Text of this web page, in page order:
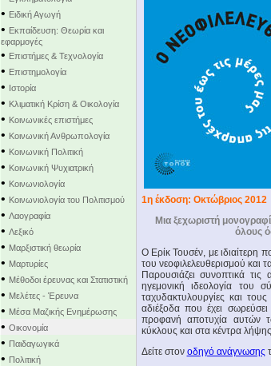
• Ειδική Αγωγή
• Εκπαίδευση: Θεωρία και
εφαρμογές
• Επιστήμες & Τεχνολογία
• Επιστημολογία
• Ιστορία
• Κλιματική Κρίση & Οικολογία
• Κοινωνικές επιστήμες
• Κοινωνική Ανθρωπολογία
• Κοινωνική Πολιτική
• Κοινωνική Ψυχιατρική
• Κοινωνιολογία
• Κοινωνιολογία του Πολιτισμού
• Λαογραφία
• Λεξικό
• Μαρξιστική θεωρία
• Μαρτυρίες
• Μέθοδοι έρευνας και Στατιστική
• Μελέτες - Έρευνα
• Μέσα Μαζικής Ενημέρωσης
• Οικονομία
• Παιδαγωγικά
• Πολιτική
1η έκδοση: Οκτώβριος 2012
Μια ξεχωριστή
όλους
Ο Ερίκ Τουσέν, με ιδιαίτερη
του νεοφιλελευθερισμού και
Παρουσιάζει συνοπτικά
ηγεμονική ιδεολογία του
ταχυδακτυλουργίες και
αδιέξοδα που έχει
προφανή αποτυχία αυτών
κύκλους και στα κέντρα
Δείτε στον οδηγό ανάγνωσης